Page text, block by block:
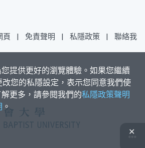
提供更好的瀏覽體驗。如果您繼續
您的私隱設定，表示您同意我們使
更多，請參閱我們的私隱政策聲明
。
✕
頁 | 免責聲明 | 私隱政策 |
聯絡我
2026